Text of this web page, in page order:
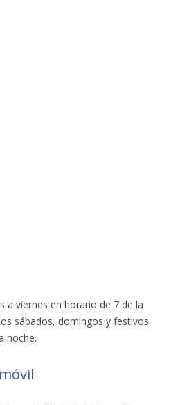
a viernes en horario de 7 de la
sábados, domingos y festivos
noche.